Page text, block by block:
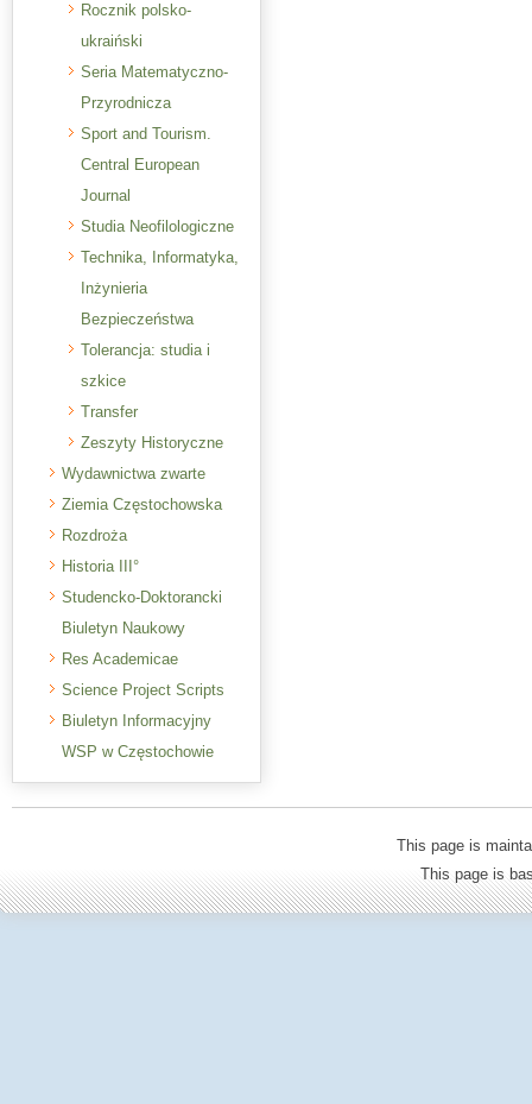
Rocznik polsko-
ukraiński
Seria Matematyczno-
Przyrodnicza
Sport and Tourism.
Central European
Journal
Studia Neofilologiczne
Technika, Informatyka,
Inżynieria
Bezpieczeństwa
Tolerancja: studia i
szkice
Transfer
Zeszyty Historyczne
Wydawnictwa zwarte
Ziemia Częstochowska
Rozdroża
Historia III°
Studencko-Doktorancki
Biuletyn Naukowy
Res Academicae
Science Project Scripts
Biuletyn Informacyjny
WSP w Częstochowie
This page is
This page is